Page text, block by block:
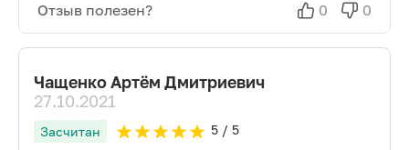
Отзыв полезен? 0 0
Чащенко Артём Дмитриевич
27.10.2021
Засчитан 5/ 5